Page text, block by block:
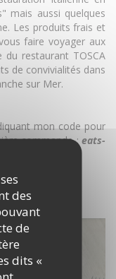
des
de
dits «
mais aussi quelques
Les produits frais et
faire voyager aux
restaurant TOSCA
de convivialités dans
sur Mer.
mon code pour
commande : eats-